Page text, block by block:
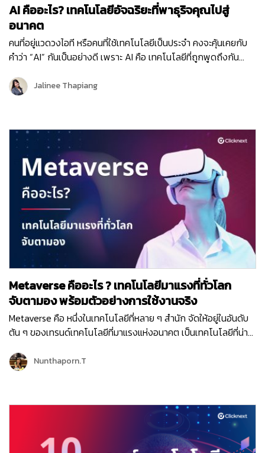
AI คืออะไร? เทคโนโลยีอัจฉริยะที่พาธุริจคุณไปสู่
อนาคต
คนที่อยู่แวดวงไอที หรือคนที่ใช้เทคโนโลยีเป็นประจำ คงจะคุ้นเคยกับ
คำว่า “AI” กันเป็นอย่างดี เพราะ AI คือ เทคโนโลยีที่ถูกพูดถึงกัน
ใกล้เคียงกับมนุษย์เรา และ AI ยังเป็นเทคโนโลยีที่ติดอันดับ 1 ของการ
จัดอันดับเทรนด์เทคโนโลยีที่น่าสนใจในปี 2023 อีกด้วย! ในช่วงไม่กี่
ธุรกิจและอุตสาหกรรม ทำให้เกิดเทรนด์ต่างๆ ที่น่าสนใจ ไม่ว่าจะเป็น
แชทบอทที่เข้าใจบทสนทนา สามารถถาม-ตอบได้หลากหลายอย่าง
ChatGPT การสร้างภาพโดยใช้คีย์เวิร์ดแบบ Midjourney และอีก
หลายแอพพลิเคชั่นที่นำ “AI” มาเป็นส่วนหนึ่งของเครื่องมือบน
แพลตฟอร์ม เช่น Adobe, Canva และ Notion เป็นต้น อีกทั้งแนว
โน้มของ AI ในอนาคต จะมีการปรับตัวเพื่อทำงานร่วมกับมนุษย์มาก
ขึ้น มีความแม่นยำมากขึ้น ประกอบกับการที่ข้อจำกัดในด้านฮาร์ดแวร์
ลดลง บวกกับเทคโนโลยีในปัจจุบันที่ทำให้การพัฒนา AI ทำได้ง่ายและ
รวดเร็วมากขึ้นนั้น จะทำให้ AI ยิ่งเป็นที่นิยมและเป็นเรื่องใกล้ตัวเรา
มากยิ่งขึ้น ดังนั้น การที่เรามารู้จัก AI คือ อะไร? และสามารถนำ AI
ไปปรับใช้งานในด้านใดได้บ้าง? ก็จะทำให้เราก้าวทันเทคโนโลยียุคใหม่
และถ้าหากใครที่เป็นเจ้าของธุรกิจ ก็สามารถก้าวไปสู่ความเป็นผู้นำได้
ไม่ยากด้วยความอัจฉริยะของ AI นั่นเอง AI คือ อะไร ? AI (Artificial
Intelligence) หรือปัญญาประดิษฐ์ AI คือ อัลกอริทึมและเทคโนโลยีที่
ที่ถูกออกแบบให้มีความสามารถในการทำงานใกล้เคียงกับมนุษย์ ซึ่ง
วิธีการทางคณิตศาสตร์ การเรียนรู้ของเครื่อง (Machine Learning)
การเรียนรู้เชิงลึก (Deep learning) และอัลกอริทึมต่างๆ พื้นฐาน
งานอย่างไร? เราจะต้องเตรียมข้อมูลอะไรบ้าง เพื่อให้ AI สามารถ
Jalinee Thapiang
Metaverse คืออะไร ? เทคโนโลยีมาแรงที่ทั่วโลก
จับตามอง พร้อมตัวอย่างการใช้งานจริง
Metaverse คือ หนึ่งในเทคโนโลยีที่หลาย ๆ สำนัก จัดให้อยู่ในอันดับ
ต้น ๆ ของเทรนด์เทคโนโลยีที่มาแรงแห่งอนาคต เป็นเทคโนโลยีที่น่า
โลก โดยผู้เชี่ยวชาญคาดการณ์ว่า “Metaverse” จะมีการเติบโต
อย่างมาก และจะเพิ่มมูลค่ากว่า 5 ล้านล้านดอลลาร์ ให้กับเศรษฐกิจ
Metaverse ในทศวรรษหน้าเลยทีเดียว ! วันนี้เราจึงพามาทำความ
รู้จักว่า Metaverse คือ อะไร ? และประกอบด้วยเทคโนโลยีอะไรบ้าง?
พร้อมตัวอย่างการนำไปใช้งานจริง Metaverse คือ อะไร?
“Metaverse” (เมตาเวิร์ส) มาจากคำว่า “meta” (ความล้ำหน้า, เหนือ
Nunthaporn.T